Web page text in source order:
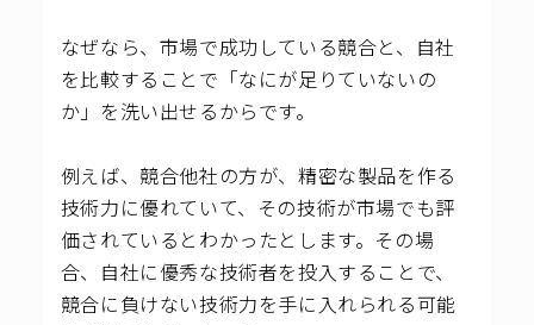
なぜなら、市場で成功している競合と、自社
を比較することで「なにが足りていないの
か」を洗い出せるからです。
例えば、競合他社の方が、精密な製品を作る
技術力に優れていて、その技術が市場でも評
価されているとわかったとします。その場
合、自社に優秀な技術者を投入することで、
競合に負けない技術力を手に入れられる可能